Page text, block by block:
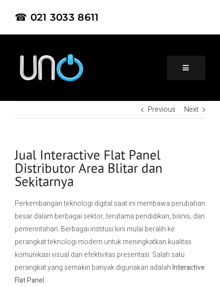
☎ 021 3033 8611
Home
Project
Contact Us
Previous Next
Jual Interactive Flat Panel
Distributor Area Blitar dan
Sekitarnya
Perkembangan teknologi digital saat ini membawa perubahan
besar dalam berbagai sektor, terutama pendidikan, bisnis, dan
pemerintahan. Berbagai institusi kini mulai beralih ke
perangkat teknologi modern untuk meningkatkan kualitas
komunikasi visual dan efektivitas presentasi. Salah satu
perangkat yang semakin banyak digunakan adalahInteractive
Flat Panel.